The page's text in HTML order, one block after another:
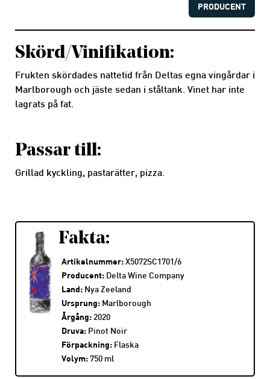
PRODUCENT
Skörd/Vinifikation:
Frukten skördades nattetid från Deltas egna vingårdar i
Marlborough och jäste sedan i ståltank. Vinet har inte
lagrats på fat.
Passar till:
Grillad kyckling, pastarätter, pizza.
Fakta:
Artikelnummer: X5072SC1701/6
Producent: Delta Wine Company
Land: Nya Zeeland
Ursprung: Marlborough
Årgång: 2020
Druva: Pinot Noir
Förpackning: Flaska
Volym: 750 ml